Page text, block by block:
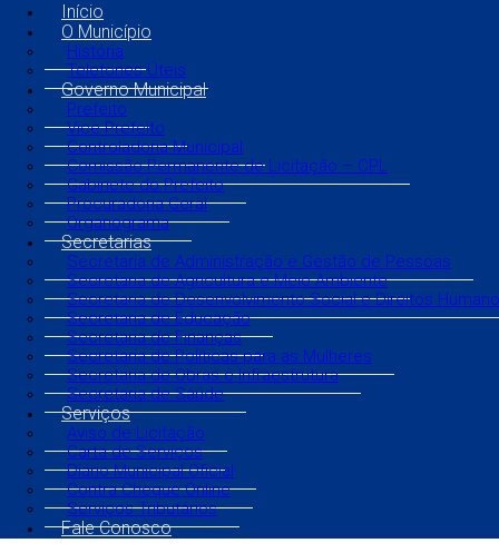
Início
O Município
História
Telefones Úteis
Governo Municipal
Prefeito
Vice Prefeito
Controladoria Municipal
Comissão Permanente de Licitação – CPL
Gabinete do Prefeito
Procuradoria Geral
Organograma
Secretarias
Secretaria de Administração e Gestão de Pessoas
Secretaria de Agricultura e Meio Ambiente
Secretaria de Desenvolvimento Social e Direitos
Secretaria de Educação
Secretaria de Finanças
Secretaria de Políticas para as Mulheres
Secretaria de Obras e Infraestrutura
Secretaria de Saúde
Serviços
Aviso de Licitação
Carta de Serviços
Diário Municipal Oficial
Contra Cheque Online
Serviços Tributários
Fale Conosco